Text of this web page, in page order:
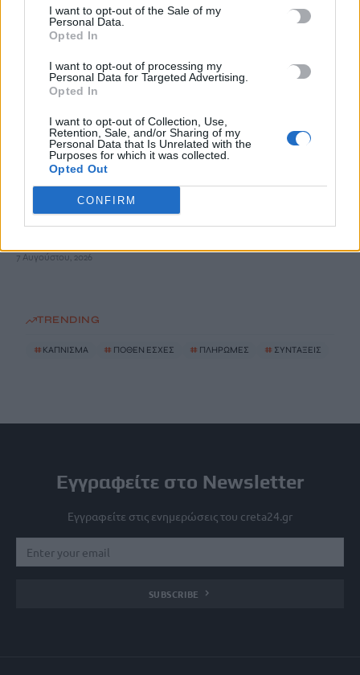
I want to opt-out of the Sale of my
Personal Data.
Opted In
I want to opt-out of processing my
Personal Data for Targeted Advertising.
Opted In
I want to opt-out of Collection, Use,
Retention, Sale, and/or Sharing of my
Personal Data that Is Unrelated with the
Purposes for which it was collected.
Opted Out
CONFIRM
ΗΠΑ: Δασκάλα χορού κατηγορείται για σεξουαλική
7 Αυγούστου, 2026
Το Ελληνικό Μεσογειακό Πανεπιστήμιο εκδίδει ηλεκτρονικά
τα Πρακτικά του Διεπιστημονικού Συνεδρίου «Ρένα
Κυριακού»
7 Αυγούστου, 2026
7 Αυγούστου, 2026
TRENDING
# ΚΑΠΝΙΣΜΑ # ΠΟΘΕΝ ΕΣΧΕΣ # ΠΛΗΡΩΜΕΣ # ΣΥΝΤΑΞΕΙΣ
Εγγραφείτε στο Newsletter
Εγγραφείτε στις ενημερώσεις του creta24.gr
SUBSCRIBE